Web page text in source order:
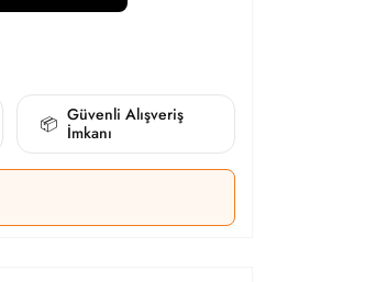
📦 Güvenli Alışveriş
İmkanı